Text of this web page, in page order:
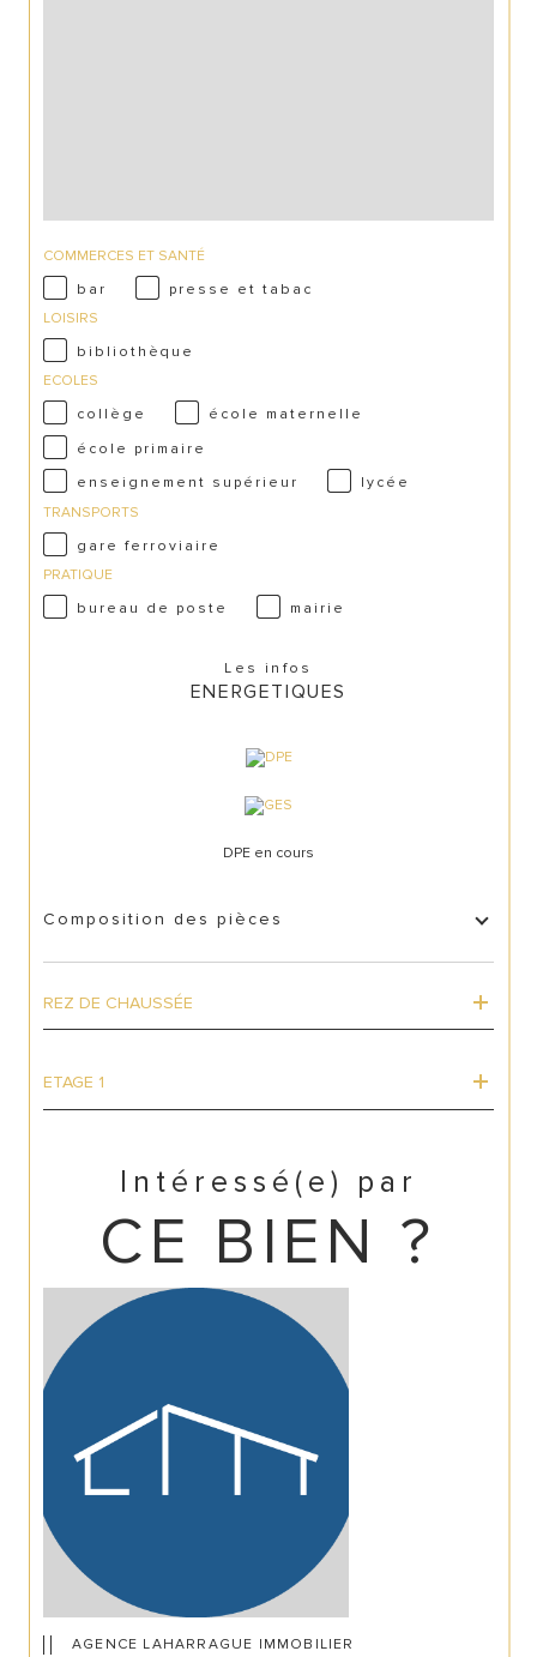
COMMERCES ET SANTÉ
bar
presse et tabac
LOISIRS
bibliothèque
ECOLES
collège
école maternelle
école primaire
enseignement supérieur
lycée
TRANSPORTS
gare ferroviaire
PRATIQUE
bureau de poste
mairie
Les infos
ENERGETIQUES
DPE en cours
Composition des pièces
REZ DE CHAUSSÉE
ETAGE 1
Intéressé(e) par
CE BIEN ?
AGENCE LAHARRAGUE IMMOBILIER